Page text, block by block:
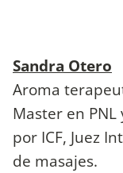
Sandra Otero
Aroma
Master en
por ICF, Juez
de masajes.